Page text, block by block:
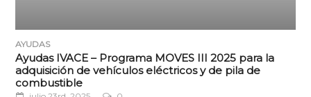
AYUDAS
Ayudas IVACE – Programa MOVES III 2025 para la
adquisición de vehículos eléctricos y de pila de
combustible